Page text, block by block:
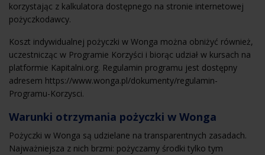
korzystając z kalkulatora dostępnego na stronie internetowej
pożyczkodawcy.
Koszt indywidualnej pożyczki w Wonga można obniżyć również,
uczestnicząc w Programie Korzyści i biorąc udział w kursach na
platformie Kapitalni.org. Regulamin programu jest dostępny
adresem https://www.wonga.pl/dokumenty/regulamin-
Programu-Korzysci.
Warunki otrzymania pożyczki w Wonga
Pożyczki w Wonga są udzielane na transparentnych zasadach.
Najważniejsza z nich brzmi: pożyczamy środki tylko tym